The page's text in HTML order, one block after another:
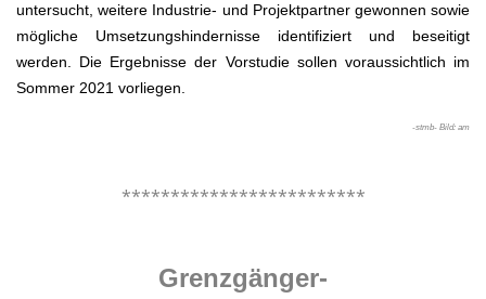
untersucht, weitere Industrie- und Projektpartner gewonnen sowie
mögliche Umsetzungshindernisse identifiziert und beseitigt
werden. Die Ergebnisse der Vorstudie sollen voraussichtlich im
Sommer 2021 vorliegen.
-stmb- Bild: am
*************************
Grenzgänger-